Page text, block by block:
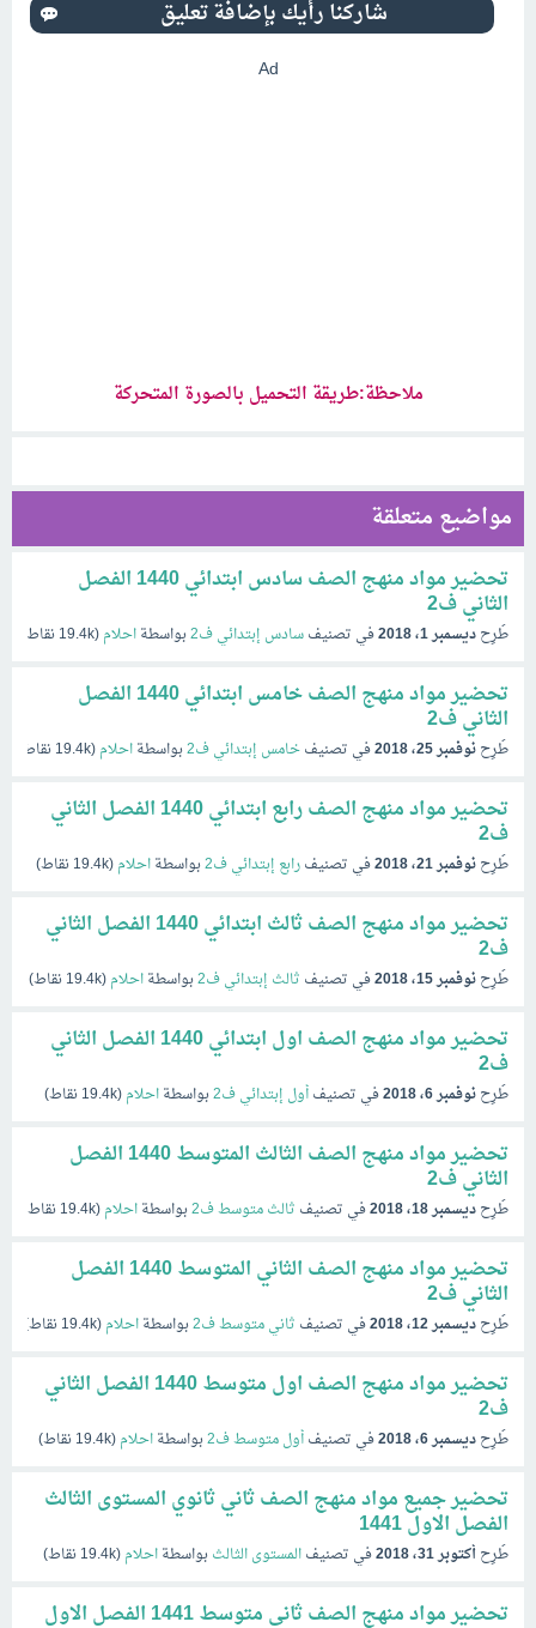
Ad
ملاحظة:طريقة التحميل بالصورة المتحركة
مواضيع متعلقة
تحضير مواد منهج الصف سادس ابتدائي 1440 الفصل
الثاني ف2
طُرِحديسمبر 1، 2018 في تصنيفسادس إبتدائي ف2 بواسطةاحلام(
19.4kنقاط)
تحضير مواد منهج الصف خامس ابتدائي 1440 الفصل
الثاني ف2
طُرِحنوفمبر 25، 2018 في تصنيفخامس إبتدائي ف2 بواسطةاحلام(
19.4kنقاط)
تحضير مواد منهج الصف رابع ابتدائي 1440 الفصل الثاني
ف2
طُرِحنوفمبر 21، 2018 في تصنيفرابع إبتدائي ف2 بواسطةاحلام(
19.4kنقاط)
تحضير مواد منهج الصف ثالث ابتدائي 1440 الفصل الثاني
ف2
طُرِحنوفمبر 15، 2018 في تصنيف ثالث إبتدائي ف2 بواسطةاحلام(
19.4kنقاط)
تحضير مواد منهج الصف اول ابتدائي 1440 الفصل الثاني
ف2
طُرِحنوفمبر 6، 2018 في تصنيفأول إبتدائي ف2 بواسطةاحلام(
19.4kنقاط)
تحضير مواد منهج الصف الثالث المتوسط 1440 الفصل
الثاني ف2
طُرِحديسمبر 18، 2018 في تصنيف ثالث متوسط ف2 بواسطةاحلام(
19.4kنقاط)
تحضير مواد منهج الصف الثاني المتوسط 1440 الفصل
الثاني ف2
طُرِحديسمبر 12، 2018 في تصنيف ثاني متوسط ف2 بواسطةاحلام(
19.4kنقاط)
تحضير مواد منهج الصف اول متوسط 1440 الفصل الثاني
ف2
طُرِحديسمبر 6، 2018 في تصنيفأول متوسط ف2 بواسطةاحلام(
19.4kنقاط)
تحضير جميع مواد منهج الصف ثاني ثانوي المستوى الثالث
الفصل الاول 1441
طُرِحأكتوبر 31، 2018 في تصنيفالمستوى الثالثبواسطةاحلام(
19.4kنقاط)
تحضير مواد منهج الصف ثاني متوسط 1441 الفصل الاول